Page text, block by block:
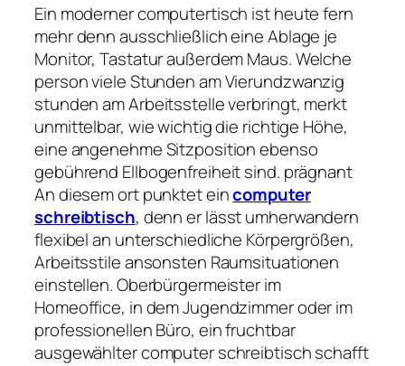
Ein moderner computertisch ist heute fern
mehr denn ausschließlich eine Ablage je
Monitor, Tastatur außerdem Maus. Welche
person viele Stunden am Vierundzwanzig
stunden am Arbeitsstelle verbringt, merkt
unmittelbar, wie wichtig die richtige Höhe,
eine angenehme Sitzposition ebenso
gebührend Ellbogenfreiheit sind. prägnant
An diesem ort punktet eincomputer
schreibtisch, denn er lässt umherwandern
flexibel an unterschiedliche Körpergrößen,
Arbeitsstile ansonsten Raumsituationen
einstellen. Oberbürgermeister im
Homeoffice, in dem Jugendzimmer oder im
professionellen Büro, ein fruchtbar
ausgewählter computer schreibtisch schafft